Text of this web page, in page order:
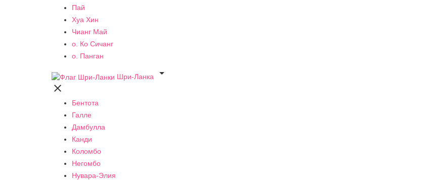
Пай
Хуа Хин
Чианг Май
о. Ко Сичанг
о. Панган
Шри-Ланка


Бентота
Галле
Дамбулла
Канди
Коломбо
Негомбо
Нувара-Элия